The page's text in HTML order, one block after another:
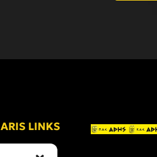
ARIS LINKS